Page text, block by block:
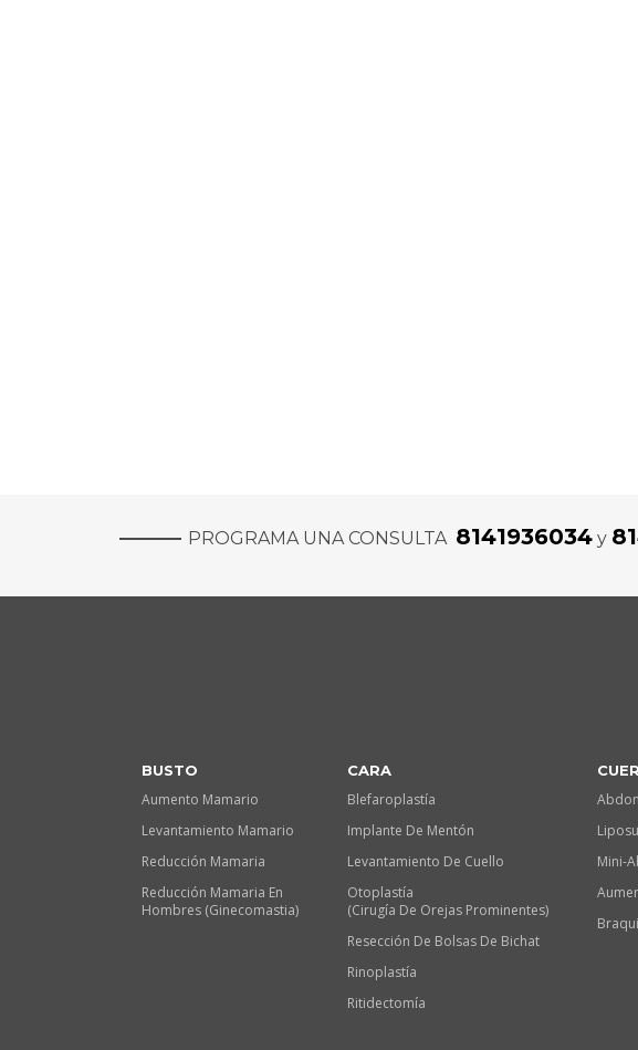
PROGRAMA UNA CONSULTA 8141936034 y
BUSTO
Aumento Mamario
Levantamiento Mamario
Reducción Mamaria
Reducción Mamaria En
Hombres (Ginecomastia)
CARA
Blefaroplastía
Implante De Mentón
Levantamiento De Cuello
Otoplastía
(Cirugía De Orejas Prominentes)
Resección De Bolsas De Bichat
Rinoplastía
Ritidectomía
Mini-